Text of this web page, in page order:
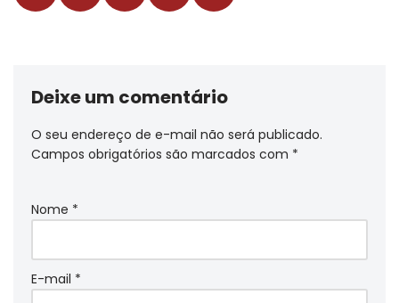
Deixe um comentário
O seu endereço de e-mail não será publicado.
Campos obrigatórios são marcados com *
Nome *
E-mail *